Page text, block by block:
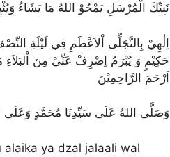
نَبِيِّكَ الْمُرْسَلِ يَمْحُوْ اللهُ مَا يَشَاءُ
حَكِيْمٍ وَ يُبْرَمُ اِصْرِفْ عَنِّيْ مِنَ اْلبَلاَءِ
اَرْحَمَ الرَّاحِمِيْنَ
وَصَلَّى اللهُ عَلَى سَيِّدِنَا مُحَمَّدٍ وَعَلَى
ya dzal jalaali wal